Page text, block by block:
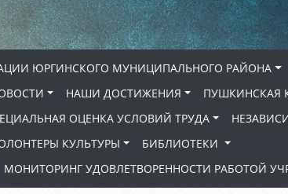
ЮРГИНСКОГО МУНИЦИПАЛЬНОГО РАЙОНА
НАШИ ДОСТИЖЕНИЯ
ПУШКИНСКАЯ
ОЦЕНКА УСЛОВИЙ ТРУДА
КУЛЬТУРЫ
БИБЛИОТЕКИ
МОНИТОРИНГ УДОВЛЕТВОРЕННОСТИ РАБОТОЙ